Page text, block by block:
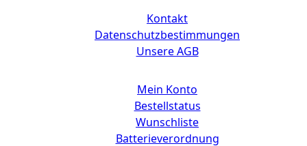
Kontakt
Datenschutzbestimmungen
Unsere AGB
Mein Konto
Bestellstatus
Wunschliste
Batterieverordnung